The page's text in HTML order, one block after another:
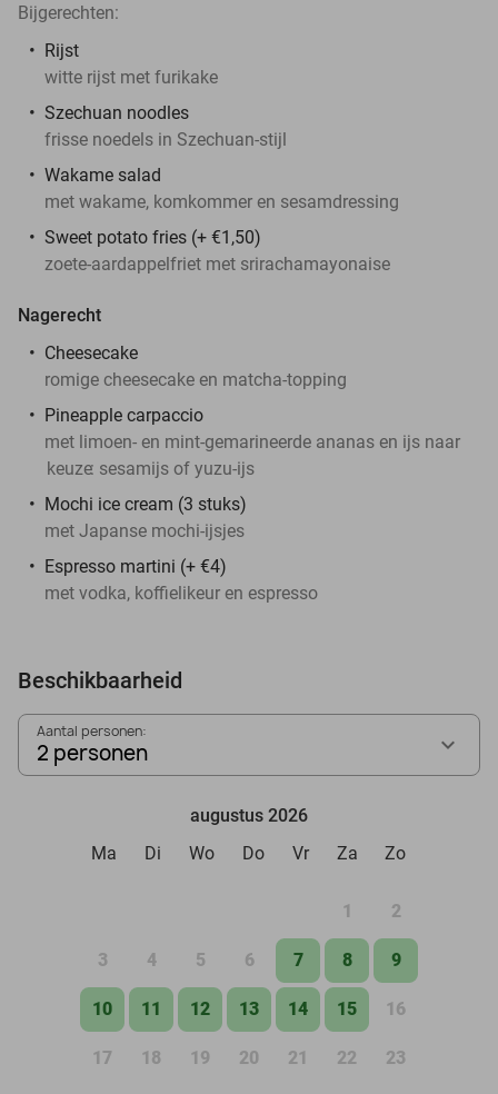
Bijgerechten:
Rijst
witte rijst met furikake
Szechuan noodles
frisse noedels in Szechuan-stijl
Wakame salad
met wakame, komkommer en sesamdressing
Sweet potato fries (+ €1,50)
zoete-aardappelfriet met srirachamayonaise
Nagerecht
Cheesecake
romige cheesecake en matcha-topping
Pineapple carpaccio
met limoen- en mint-gemarineerde ananas en ijs naar
keuze: sesamijs of yuzu-ijs
Mochi ice cream (3 stuks)
met Japanse mochi-ijsjes
Espresso martini (+ €4)
met vodka, koffielikeur en espresso
Beschikbaarheid
Aantal personen:
2 personen
augustus 2026
Ma
Di Wo Do Vr Za Zo
1 2
3 4 5 6 7 8 9
10 11 12 13 14 15 16
17 18 19 20 21 22 23